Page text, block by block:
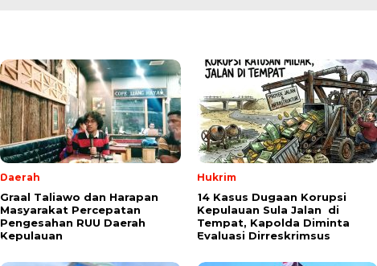
Daerah
Graal Taliawo dan Harapan
Masyarakat Percepatan
Pengesahan RUU Daerah
Kepulauan
Hukrim
14 Kasus Dugaan Korupsi
Kepulauan Sula Jalan di
Tempat, Kapolda Diminta
Evaluasi Dirreskrimsus